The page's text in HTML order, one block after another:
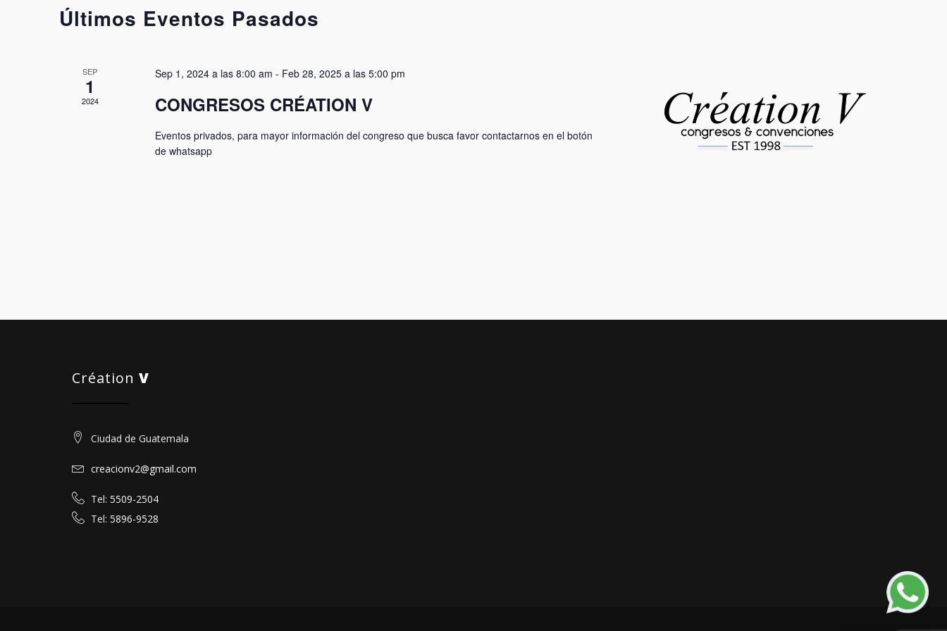
Eventos
clave.
Calendario
Eventos
Últimos Eventos Pasados
SEP
1
2024
Sep 1, 2024 a las 8:00 am - Feb 28, 2025 a las 5:00 pm
CONGRESOS CRÉATION V
Eventos privados, para mayor información del congreso que busca favor contactarnos en el botón
de whatsapp
Création V
Ciudad de Guatemala
creacionv2@gmail.com
Tel: 5509-2504
Tel: 5896-9528